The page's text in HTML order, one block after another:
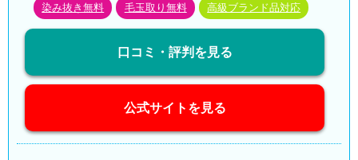
染み抜き無料 毛玉取り無料 高級ブランド品対応
口コミ・評判を見る
公式サイトを見る